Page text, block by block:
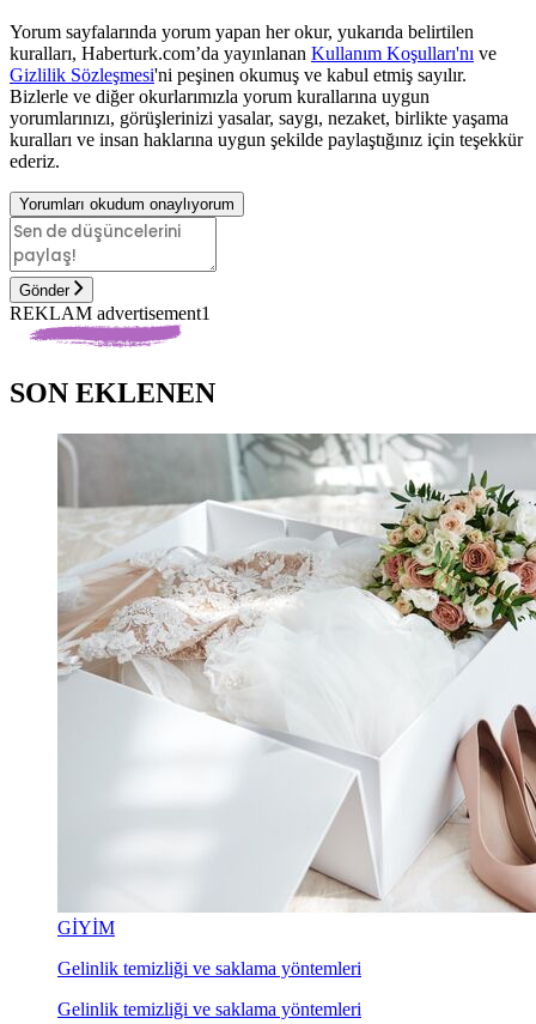
Yorum sayfalarında yorum yapan her okur, yukarıda belirtilen
kuralları, Haberturk.com’da yayınlanan Kullanım Koşulları'nı ve
Gizlilik Sözleşmesi'ni peşinen okumuş ve kabul etmiş sayılır.
Bizlerle ve diğer okurlarımızla yorum kurallarına uygun
yorumlarınızı, görüşlerinizi yasalar, saygı, nezaket, birlikte yaşama
kuralları ve insan haklarına uygun şekilde paylaştığınız için teşekkür
ederiz.
Yorumları okudum onaylıyorum
Gönder
REKLAM advertisement1
SON EKLENEN
GİYİM
Gelinlik temizliği ve saklama yöntemleri
Gelinlik temizliği ve saklama yöntemleri